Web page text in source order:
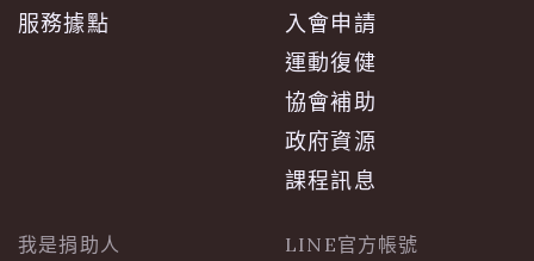
服務據點
入會申請
運動復健
協會補助
政府資源
課程訊息
我是捐助人 LINE官方帳號